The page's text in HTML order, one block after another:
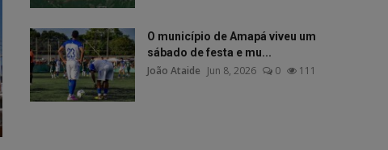
O município de Amapá viveu um
sábado de festa e mu...
João Ataide Jun 8, 2026 0 111